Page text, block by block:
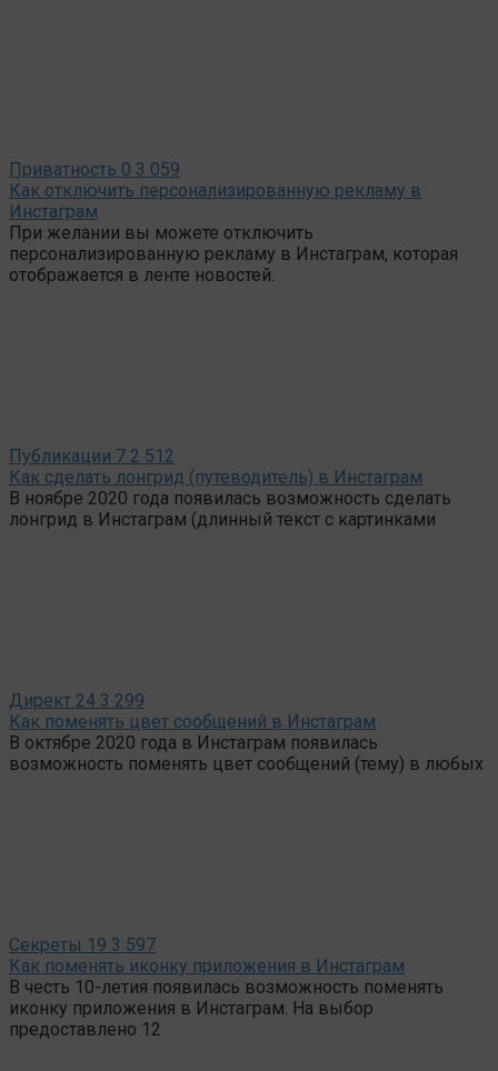
Приватность 0 3 059
Как отключить персонализированную рекламу в
Инстаграм
При желании вы можете отключить
персонализированную рекламу в Инстаграм, которая
отображается в ленте новостей.
Публикации 7 2 512
Как сделать лонгрид (путеводитель) в Инстаграм
В ноябре 2020 года появилась возможность сделать
лонгрид в Инстаграм (длинный текст с картинками
Директ 24 3 299
Как поменять цвет сообщений в Инстаграм
В октябре 2020 года в Инстаграм появилась
возможность поменять цвет сообщений (тему) в любых
Секреты 19 3 597
Как поменять иконку приложения в Инстаграм
В честь 10-летия появилась возможность поменять
иконку приложения в Инстаграм. На выбор
предоставлено 12